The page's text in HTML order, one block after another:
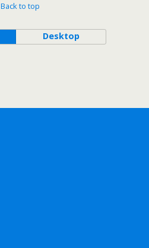
Back to top
Desktop